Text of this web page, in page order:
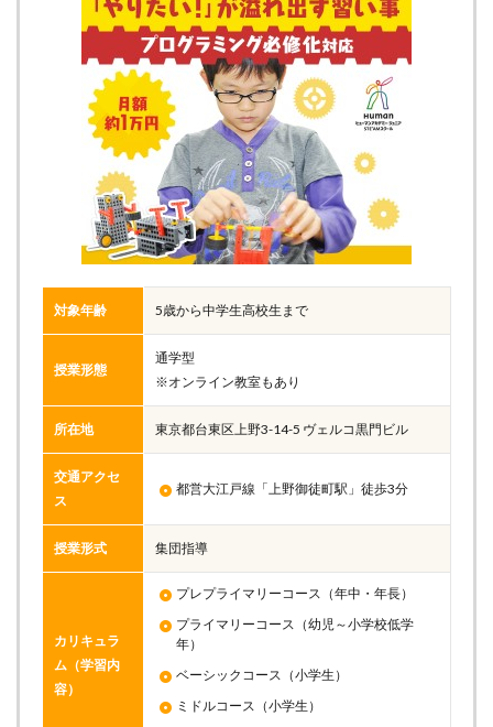
対象年齢 5歳から中学生高校生まで
授業形態
通学型
※オンライン教室もあり
所在地 東京都台東区上野3-14-5 ヴェルコ黒門ビル
交通アクセ
ス
都営大江戸線「上野御徒町駅」徒歩3分
授業形式 集団指導
カリキュラ
ム（学習内
容）
プレプライマリーコース（年中・年長）
プライマリーコース（幼児～小学校低学
年）
ベーシックコース（小学生）
ミドルコース（小学生）